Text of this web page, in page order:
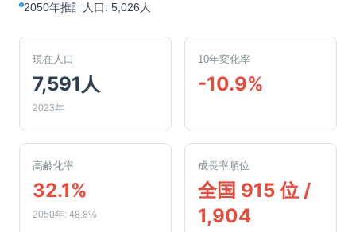
2050年推計人口: 5,026人
現在人口
7,591人
2023年
10年変化率
-10.9%
高齢化率
32.1%
2050年: 48.8%
成長率順位
全国 915 位 /
1,904